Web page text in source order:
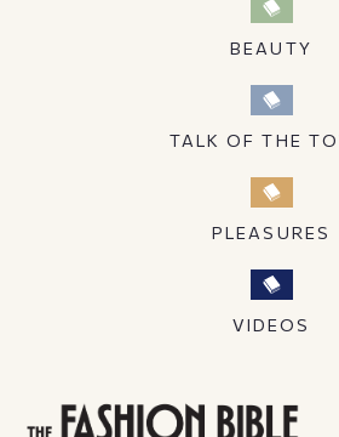
BEAUTY
TALK OF THE
PLEASURES
VIDEOS